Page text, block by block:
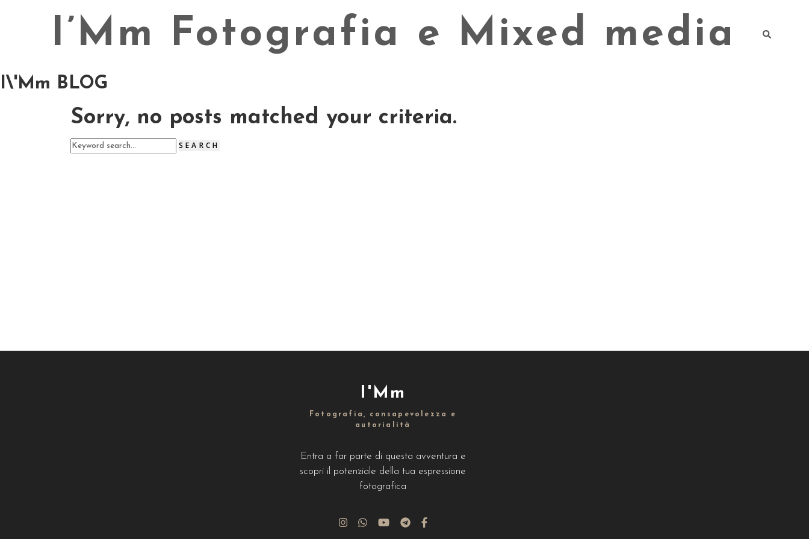
I\'Mm BLOG
Sorry, no posts matched your criteria.
I'Mm
Fotografia, consapevolezza e
autorialità
Entra a far parte di questa avventura e
scopri il potenziale della tua espressione
fotografica